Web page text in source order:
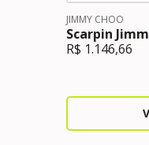
JIMMY CHOO
Scarpin
R$ 1.146,66